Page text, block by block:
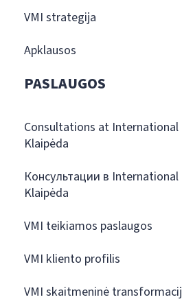
VMI strategija
Apklausos
PASLAUGOS
Consultations at International
Klaipėda
Консультации в International
Klaipėda
VMI teikiamos paslaugos
VMI kliento profilis
VMI skaitmeninė